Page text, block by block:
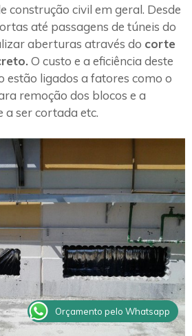
construção civil em geral. Desde
até passagens de túneis do
aberturas através do corte
O custo e a eficiência deste
estão ligados a fatores como o
remoção dos blocos e a
a ser cortada etc.
Orçamento pelo Whatsapp